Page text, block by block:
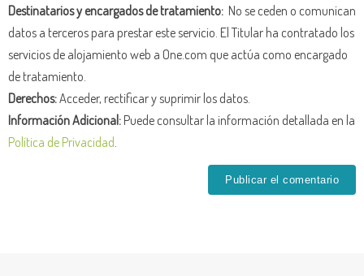
Destinatarios y encargados de tratamiento: No se ceden o comunican
datos a terceros para prestar este servicio. El Titular ha contratado los
servicios de alojamiento web a One.com que actúa como encargado
de tratamiento.
Derechos:Acceder, rectificar y suprimir los datos.
Información Adicional:Puede consultar la información detallada en la
Política de Privacidad